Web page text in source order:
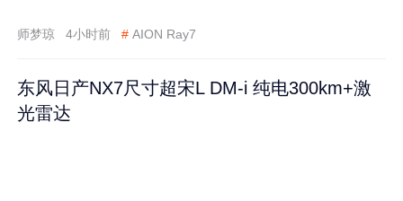
师梦琼 4小时前 # AION Ray7
东风日产NX7尺寸超宋L DM-i 纯电300km+激
光雷达